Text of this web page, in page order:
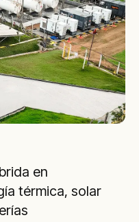
en
térmica, solar